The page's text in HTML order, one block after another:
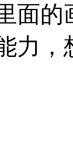
面的
力，